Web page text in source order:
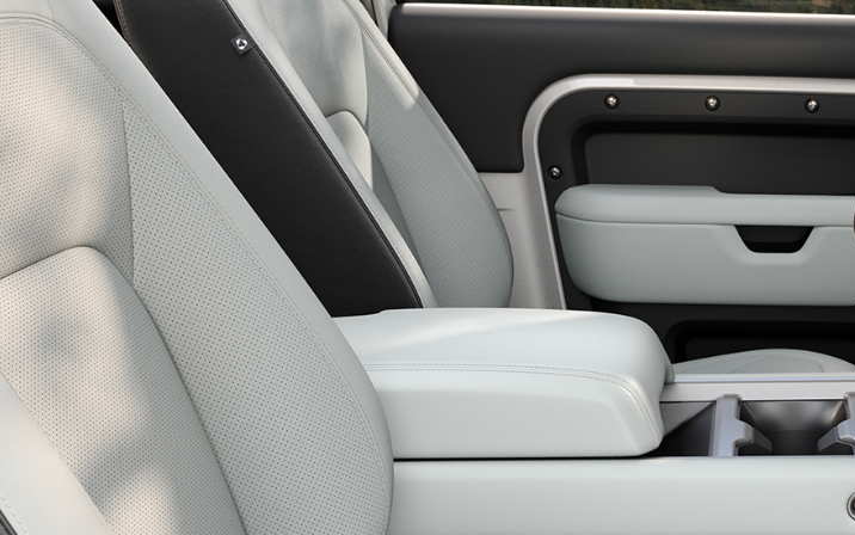
DISCOVERY
DEFENDER
BIBLIOTECA DE LOS PROPIETARIOS
OPERACIONES DE VEHÍCULOS ESPECIALES
CONTÁCTANOS TÉRMINOS Y CONDICIONES POLÍTICA DE COOKIES